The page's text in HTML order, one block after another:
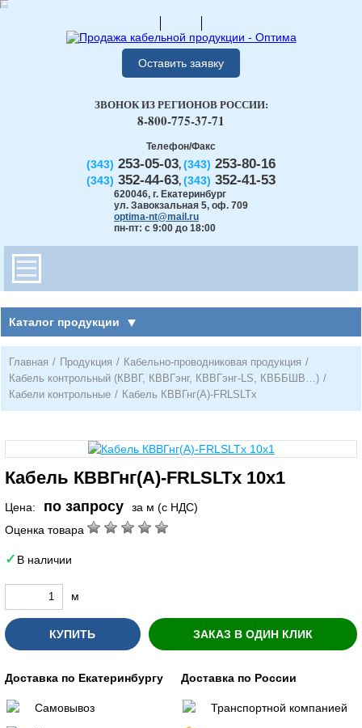
Оставить заявку
Телефон/Факс
(343) 253-05-03, (343) 253-80-16
(343) 352-44-63, (343) 352-41-53
620046, г. Екатеринбург
ул. Завокзальная 5, оф. 709
optima-nt@mail.ru
пн-пт: с 9:00 до 18:00
ЗВОНОК ИЗ РЕГИОНОВ РОССИИ:
8-800-775-37-71
Каталог продукции
Главная / Продукция / Кабельно-проводниковая продукция /
Кабель контрольный (КВВГ, КВВГэнг, КВВГэнг-LS, КВББШВ…) /
Кабели контрольные / Кабель КВВГнг(А)-FRLSLTx
Кабель КВВГнг(А)-FRLSLTx 10х1
Цена: по запросу
за м (с НДС)
Оценка товара
В наличии
м
КУПИТЬ ЗАКАЗ В ОДИН КЛИК
Доставка по Екатеринбургу
Самовывоз
Доставка по России
Транспортной компанией